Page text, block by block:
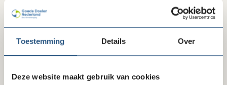
Toestemming Details Over
Deze website maakt gebruik van cookies
vanogtrop@goededoelennederland.nl
Praktische informatie
Tijd:11.00 tot 12.00 uur